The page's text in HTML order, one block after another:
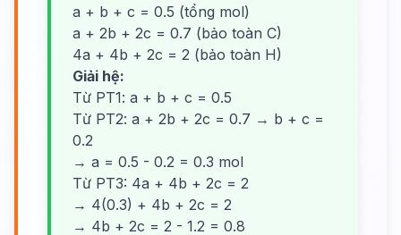
a + b + c = 0.5 (tổng mol)
a + 2b + 2c = 0.7 (bảo toàn C)
4a + 4b + 2c = 2 (bảo toàn H)
Giải hệ:
Từ PT1: a + b + c = 0.5
Từ PT2: a + 2b + 2c = 0.7 → b + c =
0.2
→ a = 0.5 - 0.2 = 0.3 mol
Từ PT3: 4a + 4b + 2c = 2
→ 4(0.3) + 4b + 2c = 2
→ 4b + 2c = 2 - 1.2 = 0.8